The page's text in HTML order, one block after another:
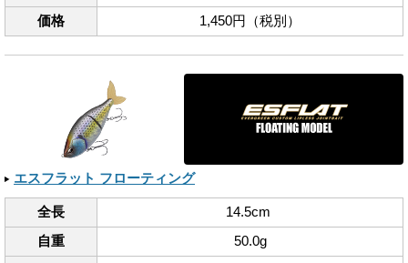
価格
1,450円（税別）
エスフラット フローティング
全長
14.5cm
自重
50.0g